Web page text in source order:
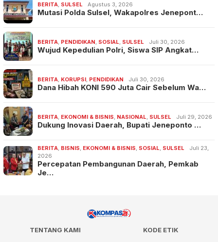
BERITA SULSEL Agustus 3, 2026
Mutasi Polda Sulsel, Wakapolres Jenepont…
BERITA PENDIDIKAN SOSIAL SULSEL Juli 30, 2026
Wujud Kepedulian Polri, Siswa SIP Angkat…
BERITA KORUPSI PENDIDIKAN Juli 30, 2026
Dana Hibah KONI 590 Juta Cair Sebelum Wa…
BERITA EKONOMI & BISNIS NASIONAL SULSEL Juli 29, 2026
Dukung Inovasi Daerah, Bupati Jeneponto …
BERITA BISNIS EKONOMI & BISNIS SOSIAL SULSEL
Juli 23,
2026
Percepatan Pembangunan Daerah, Pemkab
Je…
TENTANG KAMI
KODE ETIK